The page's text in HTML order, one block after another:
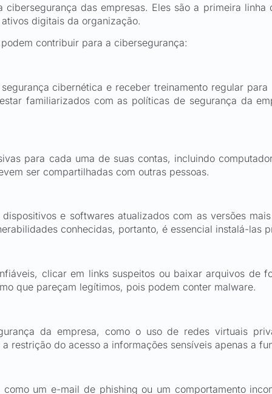
das empresas. Eles são a primeira linha
digitais da organização.
contribuir para a cibersegurança:
cibernética e receber treinamento regular
familiarizados com as políticas de segurança da
para cada uma de suas contas, incluindo
ser compartilhadas com outras pessoas.
e softwares atualizados com as versões
conhecidas, portanto, é essencial instalá-las
clicar em links suspeitos ou baixar arquivos de
que pareçam legítimos, pois podem conter malware.
da empresa, como o uso de redes virtuais
restrição do acesso a informações sensíveis apenas a
um e-mail de phishing ou um comportamento